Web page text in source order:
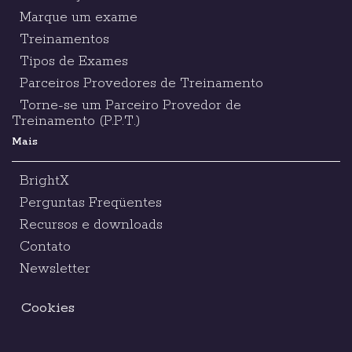
Marque um exame
Treinamentos
Tipos de Exames
Parceiros Provedores de Treinamento
Torne-se um Parceiro Provedor de
Treinamento (P.P.T.)
Mais
BrightX
Perguntas Freqüentes
Recursos e downloads
Contato
Newsletter
Cookies